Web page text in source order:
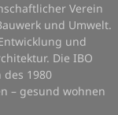
Verein
und Umwelt.
und
Die IBO
1980
– gesund wohnen